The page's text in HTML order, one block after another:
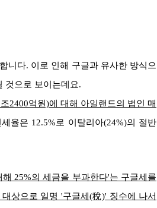
니다. 이로 인해 구글과 유사한 방식으
것으로 보이는데요.
2400억원)에 대해 아일랜드의 법인 매
율은 12.5%로 이탈리아(24%)의 절반
25%의 세금을 부과한다'는 구글세를
상으로 일명 '구글세(稅)' 징수에 나서